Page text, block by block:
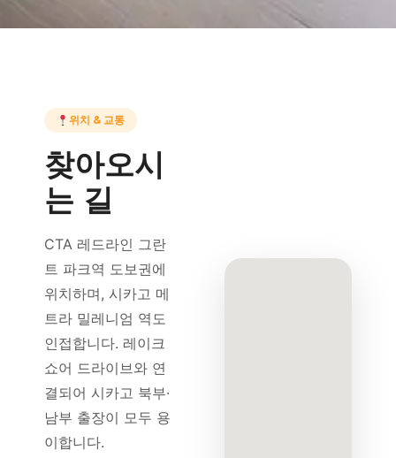
위치 & 교통
찾아오시
는 길
CTA 레드라인 그란
트 파크역 도보권에
위치하며, 시카고 메
트라 밀레니엄 역도
인접합니다. 레이크
쇼어 드라이브와 연
결되어 시카고 북부·
남부 출장이 모두 용
이합니다.